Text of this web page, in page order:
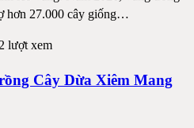
hơn 27.000 cây giống…
lượt xem
Cây Dừa Xiêm Mang